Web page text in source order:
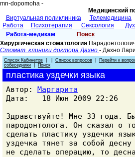
mn-dopomoha -
Виртуальная поликлиника
Телемедицина
Работа
Психотерапия Сексология
Работа-медикам
Поиск
Хирургическая стоматология
Стомат. клиники доктора Дахно - Дахно
Список Кабинетов Список вопросов Перейти к
собеседники
Поиск
пластика уздечки языка
Автор: Маргарита
Дата: 18 Июн 2009 22:26
Здравствуйте! Мне 33 года.
пародонтолога. Он сказал о
сделать пластику уздечки
уздечка тянет за собой
не сделать операцию, то